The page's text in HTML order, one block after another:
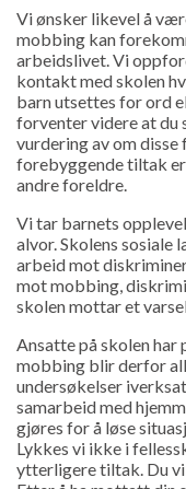
Vi ønsker likevel å
mobbing kan
arbeidslivet. Vi
kontakt med skolen
barn utsettes for ord
forventer videre at du
vurdering av om
forebyggende tiltak
andre foreldre.
Vi tar barnets
alvor. Skolens
arbeid mot
mot mobbing,
skolen mottar et
Ansatte på skolen har
mobbing blir derfor
undersøkelser
samarbeid med
gjøres for å løse
Lykkes vi ikke i
ytterligere tiltak. Du